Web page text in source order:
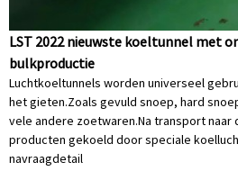
LST 2022 nieuwste koeltunnel met
bulkproductie
Luchtkoeltunnels worden universeel
het gieten.Zoals gevuld snoep, hard
vele andere zoetwaren.Na transport naar
producten gekoeld door speciale
navraagdetail